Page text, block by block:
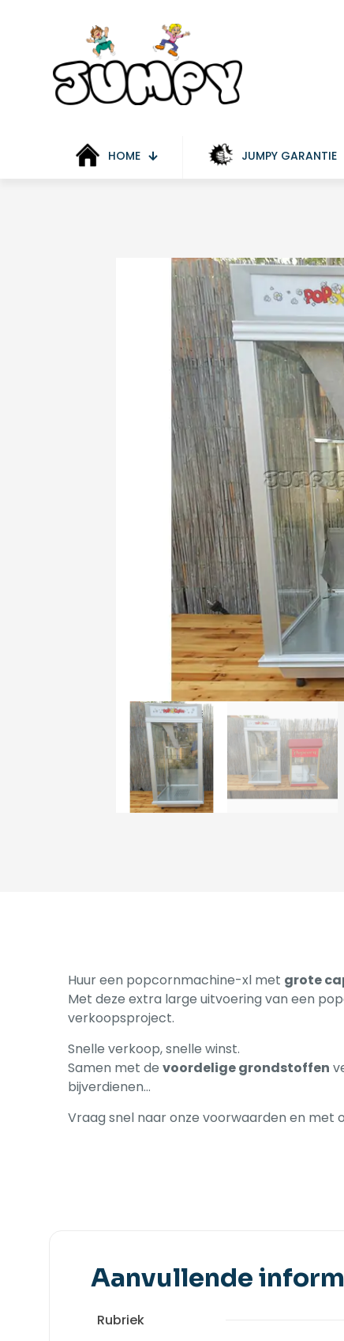
HOME JUMPY GARANTIE
Huur een popcornmachine-xl met grote
Met deze extra large uitvoering van een
verkoopsproject.
Snelle verkoop, snelle winst.
Samen met de voordelige grondstoffen
bijverdienen…
Vraag snel naar onze voorwaarden en met
Aanvullende
Rubriek